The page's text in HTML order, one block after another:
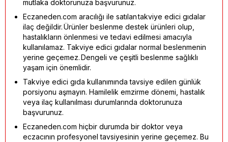
mutlaka doktorunuza başvurunuz.
Eczaneden.com aracılığı ile satılan takviye edici gıdalar
ilaç değildir. Ürünler beslenme destek ürünleri olup,
hastalıkların önlenmesi ve tedavi edilmesi amacıyla
kullanılamaz. Takviye edici gıdalar normal beslenmenin
yerine geçemez. Dengeli ve çeşitli beslenme sağlıklı
yaşam için önemlidir.
Takviye edici gıda kullanımında tavsiye edilen günlük
porsiyonu aşmayın. Hamilelik emzirme dönemi, hastalık
veya ilaç kullanılması durumlarında doktorunuza
başvurunuz.
Eczaneden.com hiçbir durumda bir doktor veya
eczacının profesyonel tavsiyesinin yerine geçemez. Bu